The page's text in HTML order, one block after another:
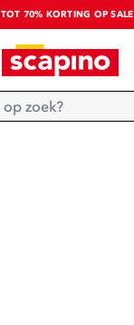
TOT 70% KORTING OP SALE
SALE: LAATSTE KANS!
SHOP NIEUW
Home